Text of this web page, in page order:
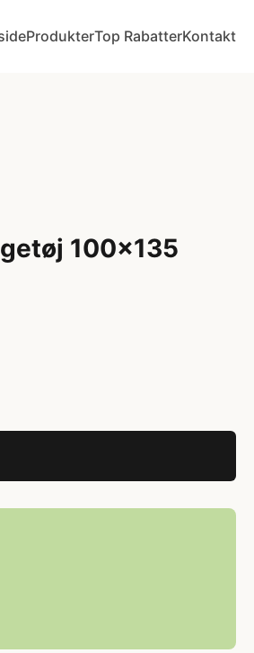
ProdukterTop RabatterKontakt
100x135